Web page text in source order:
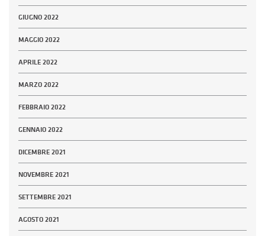
GIUGNO 2022
MAGGIO 2022
APRILE 2022
MARZO 2022
FEBBRAIO 2022
GENNAIO 2022
DICEMBRE 2021
NOVEMBRE 2021
SETTEMBRE 2021
AGOSTO 2021